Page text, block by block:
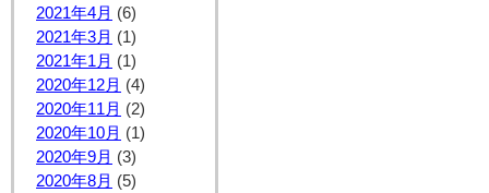
2021年4月 (6)
2021年3月 (1)
2021年1月 (1)
2020年12月 (4)
2020年11月 (2)
2020年10月 (1)
2020年9月 (3)
2020年8月 (5)